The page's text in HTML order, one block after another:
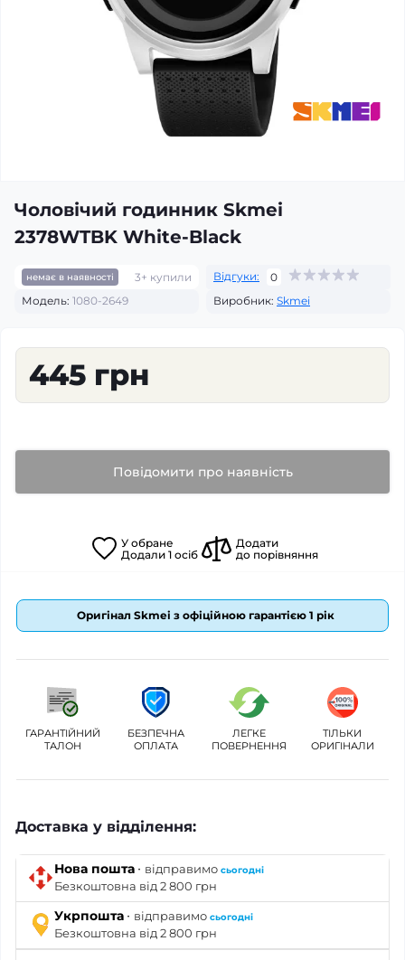
Чоловічий годинник Skmei
2378WTBK White-Black
немає в наявності 3+ купили Відгуки:
0
Модель: 1080-2649 Виробник: Skmei
445 грн
Повідомити про наявність
У обране
Додали 1 осіб
Додати
до порівняння
Оригінал Skmei з офіційною гарантією 1 рік
ГАРАНТІЙНИЙ
ТАЛОН
БЕЗПЕЧНА
ОПЛАТА
ЛЕГКЕ
ПОВЕРНЕННЯ
ТІЛЬКИ
ОРИГІНАЛИ
Доставка у відділення:
Нова пошта · відправимо сьогодні
Безкоштовна від 2 800 грн
Укрпошта · відправимо сьогодні
Безкоштовна від 2 800 грн